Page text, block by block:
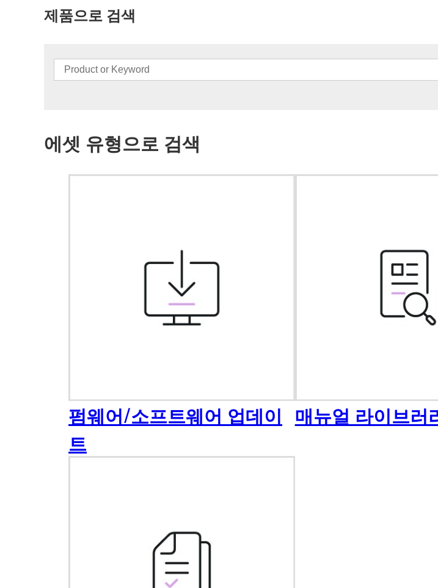
제품으로 검색
에셋 유형으로 검색
펌웨어/소프트웨어 업데이
트
매뉴얼 라이브러